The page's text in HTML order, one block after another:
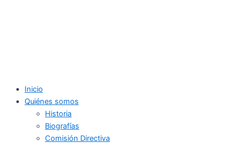
Inicio
Quiénes somos
Historia
Biografías
Comisión Directiva